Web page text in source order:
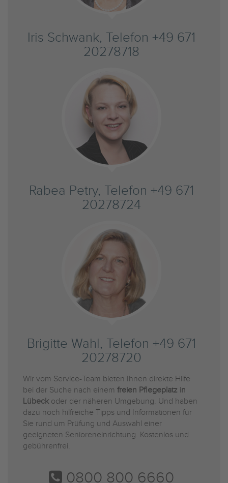
Iris Schwank, Telefon +49 671
20278718
Rabea Petry, Telefon +49 671
20278724
Brigitte Wahl, Telefon +49 671
20278720
Wir vom Service-Team bieten Ihnen direkte Hilfe
bei der Suche nach einem freien Pflegeplatz in
Lübeck oder der näheren Umgebung. Und haben
dazu noch hilfreiche Tipps und Informationen für
Sie rund um Prüfung und Auswahl einer
geeigneten Senioreneinrichtung. Kostenlos und
gebührenfrei.
0800 800 6660